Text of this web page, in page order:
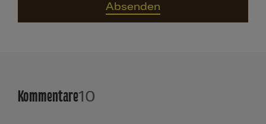
Absenden
Kommentare10